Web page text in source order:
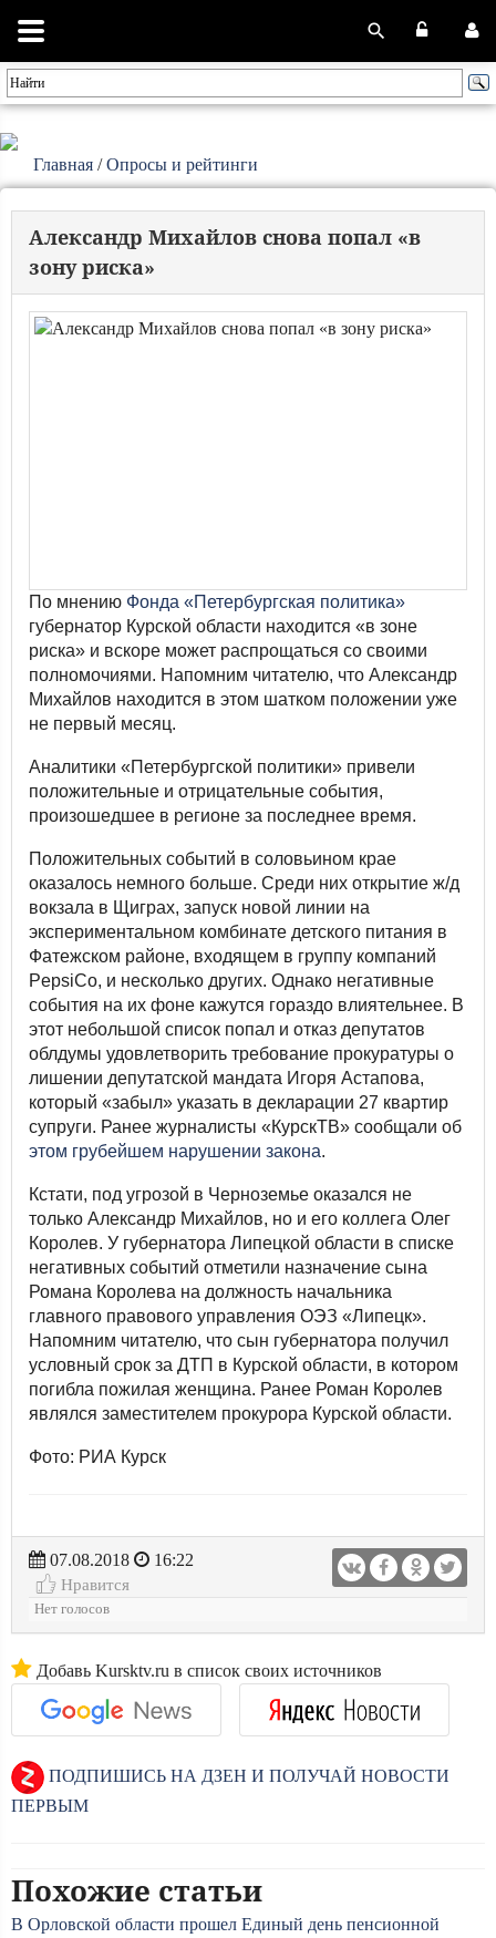
Главная /Опросы и рейтинги
Александр Михайлов снова попал «в
зону риска»
По мнению Фонда «Петербургская политика»
губернатор Курской области находится «в зоне
риска» и вскоре может распрощаться со своими
полномочиями. Напомним читателю, что Александр
Михайлов находится в этом шатком положении уже
не первый месяц.
Аналитики «Петербургской политики» привели
положительные и отрицательные события,
произошедшее в регионе за последнее время.
Положительных событий в соловьином крае
оказалось немного больше. Среди них открытие ж/д
вокзала в Щиграх, запуск новой линии на
экспериментальном комбинате детского питания в
Фатежском районе, входящем в группу компаний
PepsiCo, и несколько других. Однако негативные
события на их фоне кажутся гораздо влиятельнее. В
этот небольшой список попал и отказ депутатов
облдумы удовлетворить требование прокуратуры о
лишении депутатской мандата Игоря Астапова,
который «забыл» указать в декларации 27 квартир
супруги. Ранее журналисты «КурскТВ» сообщали об
этом грубейшем нарушении закона.
Кстати, под угрозой в Черноземье оказался не
только Александр Михайлов, но и его коллега Олег
Королев. У губернатора Липецкой области в списке
негативных событий отметили назначение сына
Романа Королева на должность начальника
главного правового управления ОЭЗ «Липецк».
Напомним читателю, что сын губернатора получил
условный срок за ДТП в Курской области, в котором
погибла пожилая женщина. Ранее Роман Королев
являлся заместителем прокурора Курской области.
Фото: РИА Курск
07.08.2018
16:22
Нравится
Нет голосов
Добавь Kursktv.ru в список своих источников
ПОДПИШИСЬ НА ДЗЕН И ПОЛУЧАЙ НОВОСТИ
ПЕРВЫМ
Похожие статьи
В Орловской области прошел Единый день пенсионной